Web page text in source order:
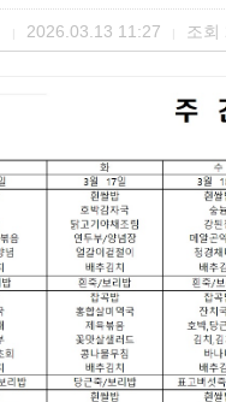
2026.03.13 11:27 조회